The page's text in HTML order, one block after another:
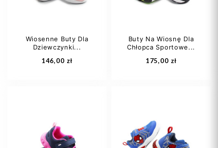
Dodaj do koszyka Dodaj do koszyka
Wiosenne Buty Dla
Dziewczynki...
146,00 zł
27
Buty Na Wiosnę Dla
Chłopca Sportowe...
175,00 zł
28 29
30